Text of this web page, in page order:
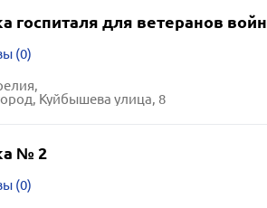
госпиталя для ветеранов войн
(0)
Куйбышева улица, 8
№ 2
(0)